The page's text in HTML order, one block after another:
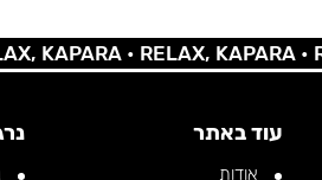
KAPARA •RELAX, KAPARA •
עוד באתר
אודות